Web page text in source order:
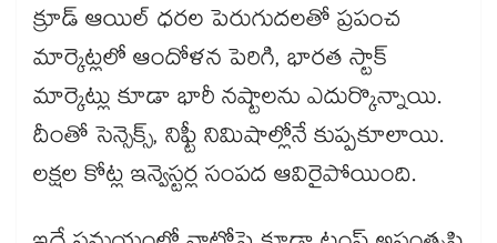
క్రూడ్ ఆయిల్ ధరల పెరుగుదలతో ప్రపంచ
మార్కెట్లలో ఆందోళన పెరిగి, భారత స్టాక్
మార్కెట్లు కూడా భారీ నష్టాలను ఎదుర్కొన్నాయి.
దీంతో సెన్సెక్స్, నిఫ్టీ నిమిషాల్లోనే కుప్పకూలాయి.
లక్షల కోట్ల ఇన్వెస్టర్ల సంపద ఆవిరైపోయింది.